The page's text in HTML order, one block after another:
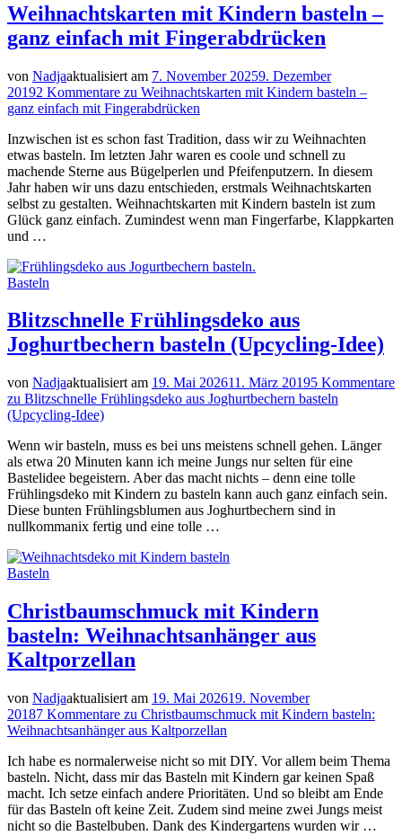
Weihnachtskarten mit Kindern basteln –
ganz einfach mit Fingerabdrücken
von Nadjaaktualisiert am 7. November 20259. Dezember
20192 Kommentare zu Weihnachtskarten mit Kindern basteln –
ganz einfach mit Fingerabdrücken
Inzwischen ist es schon fast Tradition, dass wir zu Weihnachten
etwas basteln. Im letzten Jahr waren es coole und schnell zu
machende Sterne aus Bügelperlen und Pfeifenputzern. In diesem
Jahr haben wir uns dazu entschieden, erstmals Weihnachtskarten
selbst zu gestalten. Weihnachtskarten mit Kindern basteln ist zum
Glück ganz einfach. Zumindest wenn man Fingerfarbe, Klappkarten
und …
Basteln
Blitzschnelle Frühlingsdeko aus
Joghurtbechern basteln (Upcycling-Idee)
von Nadjaaktualisiert am 19. Mai 202611. März 20195 Kommentare
zu Blitzschnelle Frühlingsdeko aus Joghurtbechern basteln
(Upcycling-Idee)
Wenn wir basteln, muss es bei uns meistens schnell gehen. Länger
als etwa 20 Minuten kann ich meine Jungs nur selten für eine
Bastelidee begeistern. Aber das macht nichts – denn eine tolle
Frühlingsdeko mit Kindern zu basteln kann auch ganz einfach sein.
Diese bunten Frühlingsblumen aus Joghurtbechern sind in
nullkommanix fertig und eine tolle …
Basteln
Christbaumschmuck mit Kindern
basteln: Weihnachtsanhänger aus
Kaltporzellan
von Nadjaaktualisiert am 19. Mai 202619. November
20187 Kommentare zu Christbaumschmuck mit Kindern basteln:
Weihnachtsanhänger aus Kaltporzellan
Ich habe es normalerweise nicht so mit DIY. Vor allem beim Thema
basteln. Nicht, dass mir das Basteln mit Kindern gar keinen Spaß
macht. Ich setze einfach andere Prioritäten. Und so bleibt am Ende
für das Basteln oft keine Zeit. Zudem sind meine zwei Jungs meist
nicht so die Bastelbuben. Dank des Kindergartens wurden wir …